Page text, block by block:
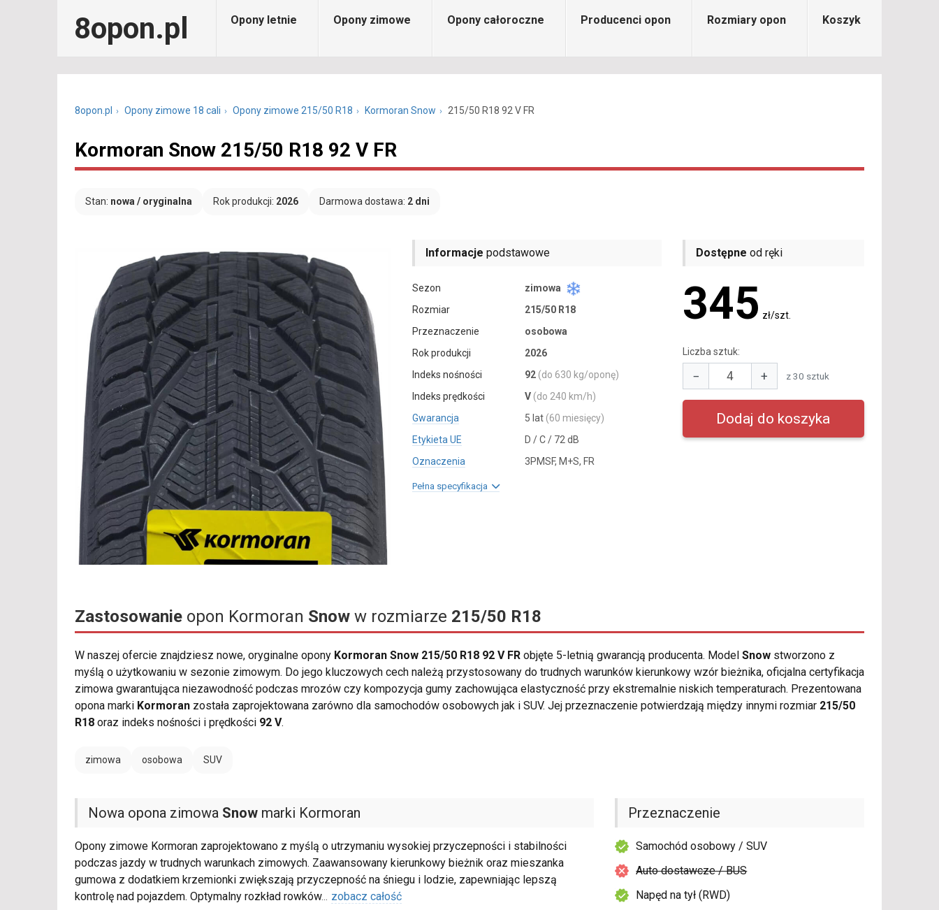
8opon.pl Opony letnie Opony zimowe Opony całoroczne Producenci opon Rozmiary opon Koszyk
8opon.pl Opony zimowe 18 cali Opony zimowe 215/50 R18 Kormoran Snow 215/50 R18 92 V FR
Kormoran Snow 215/50 R18 92 V FR
Stan: nowa / oryginalna Rok produkcji: 2026 Darmowa dostawa: 2 dni
Informacje podstawowe
Sezon
zimowa
Rozmiar
215/50 R18
Przeznaczenie
osobowa
Rok produkcji
2026
Indeks nośności
92 (do 630 kg/oponę)
Indeks prędkości
V (do 240 km/h)
Gwarancja
5 lat (60 miesięcy)
Etykieta UE
D / C / 72 dB
Oznaczenia
3PMSF, M+S, FR
Pełna specyfikacja
Dostępne od ręki
345 zł/szt.
Liczba sztuk:
− + z 30 sztuk
Zastosowanie opon Kormoran Snow w rozmiarze 215/50 R18
W naszej ofercie znajdziesz nowe, oryginalne opony Kormoran Snow 215/50 R18 92 V FR objęte 5-letnią gwarancją producenta. Model Snow stworzono z
myślą o użytkowaniu w sezonie zimowym. Do jego kluczowych cech należą przystosowany do trudnych warunków kierunkowy wzór bieżnika, oficjalna certyfikacja
zimowa gwarantująca niezawodność podczas mrozów czy kompozycja gumy zachowująca elastyczność przy ekstremalnie niskich temperaturach. Prezentowana
opona marki Kormoran została zaprojektowana zarówno dla samochodów osobowych jak i SUV. Jej przeznaczenie potwierdzają między innymi rozmiar 215/50
R18 oraz indeks nośności i prędkości 92 V.
zimowa osobowa SUV
Nowa opona zimowa Snow marki Kormoran
Opony zimowe Kormoran zaprojektowano z myślą o utrzymaniu wysokiej przyczepności i stabilności
podczas jazdy w trudnych warunkach zimowych. Zaawansowany kierunkowy bieżnik oraz mieszanka
gumowa z dodatkiem krzemionki zwiększają przyczepność na śniegu i lodzie, zapewniając lepszą
kontrolę nad pojazdem. Optymalny rozkład rowków... zobacz całość
Przeznaczenie
Samochód osobowy / SUV
Auto dostawcze / BUS
Napęd na tył (RWD)